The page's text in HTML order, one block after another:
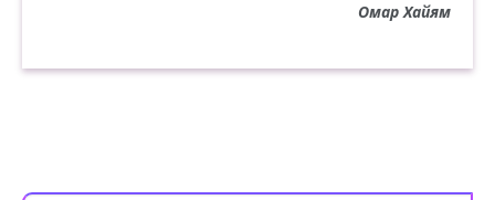
Омар Хайям